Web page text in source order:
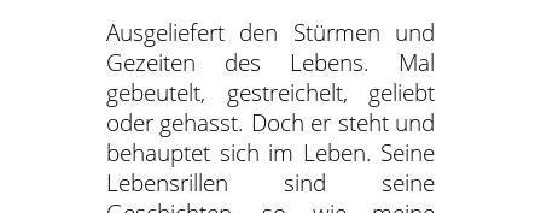
Ausgeliefert den Stürmen und
Gezeiten des Lebens. Mal
gebeutelt, gestreichelt, geliebt
oder gehasst. Doch er steht und
behauptet sich im Leben. Seine
Lebensrillen sind seine